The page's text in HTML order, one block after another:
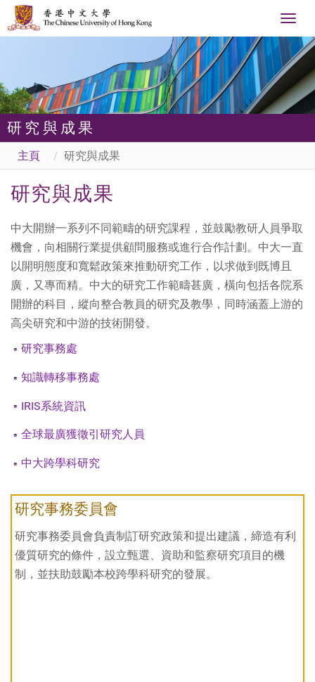
研究與成果
主頁 研究與成果
研究與成果
中大開辦一系列不同範疇的研究課程，並鼓勵教研人員爭取
機會，向相關行業提供顧問服務或進行合作計劃。中大一直
以開明態度和寬鬆政策來推動研究工作，以求做到既博且
廣，又專而精。中大的研究工作範疇甚廣，橫向包括各院系
開辦的科目，縱向整合教員的研究及教學，同時涵蓋上游的
高尖研究和中游的技術開發。
研究事務處
知識轉移事務處
IRIS系統資訊
全球最廣獲徵引研究人員
中大跨學科研究
研究事務委員會
研究事務委員會負責制訂研究政策和提出建議，締造有利
優質研究的條件，設立甄選、資助和監察研究項目的機
制，並扶助鼓勵本校跨學科研究的發展。